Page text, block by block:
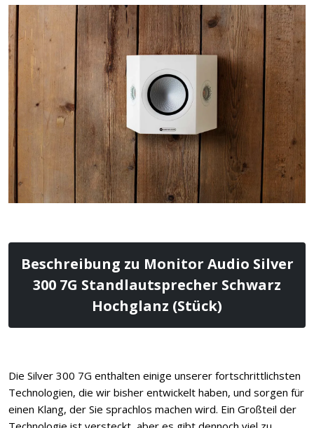
Beschreibung zu Monitor Audio Silver
300 7G Standlautsprecher Schwarz
Hochglanz (Stück)
Die Silver 300 7G enthalten einige unserer fortschrittlichsten
Technologien, die wir bisher entwickelt haben, und sorgen für
einen Klang, der Sie sprachlos machen wird. Ein Großteil der